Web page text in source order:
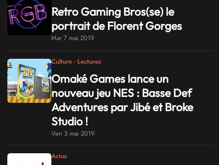
Retro Gaming Bros(se) le
portrait de Florent Gorges
Mar 7 mai 2019
Culture - Lectures
Omaké Games lance un
nouveau jeu NES : Basse Def
Adventures par Jibé et Broke
Studio !
Ven 3 mai 2019
Actus